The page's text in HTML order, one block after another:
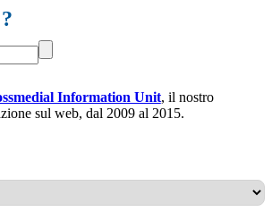
Information Unit, il nostro
sul web, dal 2009 al 2015.